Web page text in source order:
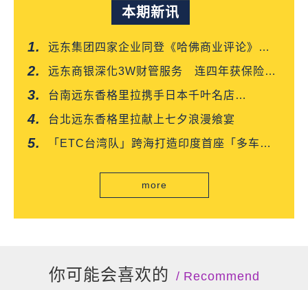
本期新讯
远东集团四家企业同登《哈佛商业评论》
「台湾企业领袖100强」
远东商银深化3W财管服务 连四年获保险信
望爱双奖肯定
台南远东香格里拉携手日本千叶名店
「CROISSANT」 得奖可颂抢先上市
台北远东香格里拉献上七夕浪漫飨宴
「ETC台湾队」跨海打造印度首座「多车道
more
你可能会喜欢的 Recommend